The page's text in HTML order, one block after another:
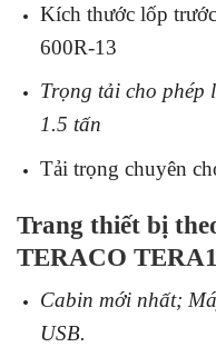
Kích thước lốp
600R-13
Trọng tải cho phép
1.5 tấn
Tải trọng chuyên
Trang thiết bị
TERACO
Cabin mới nhất;
USB.